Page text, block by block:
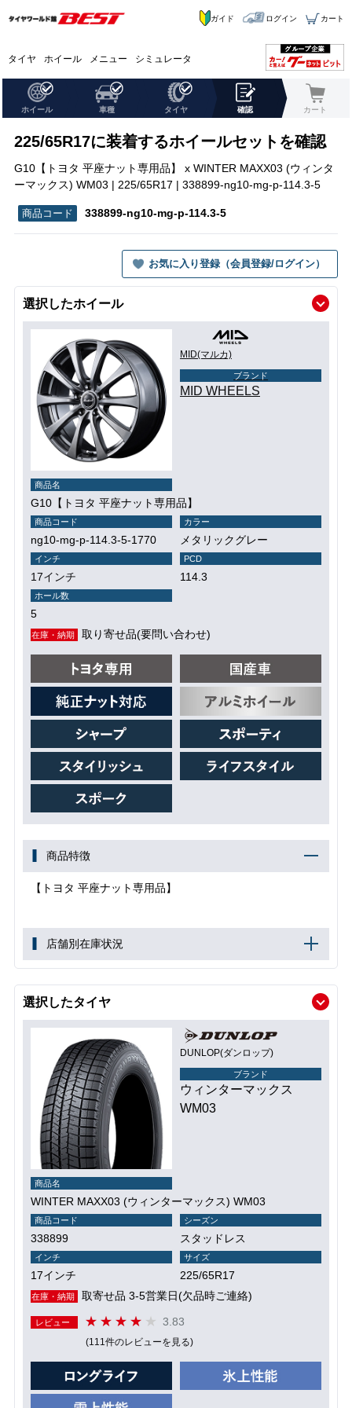
タイヤ ホイール メニュー シミュレータ
ガイド ログイン カート
ホイール 車種 タイヤ 確認 カート
225/65R17に装着するホイールセットを確認
G10【トヨタ 平座ナット専用品】 x WINTER MAXX03 (ウィンタ
ーマックス) WM03 | 225/65R17 | 338899-ng10-mg-p-114.3-5
338899-ng10-mg-p-114.3-5
お気に入り登録（会員登録/ログイン）
選択したホイール
MID(マルカ)
ブランド
MID WHEELS
商品名
G10【トヨタ 平座ナット専用品】
商品コード
ng10-mg-p-114.3-5-1770
カラー
メタリックグレー
インチ
17インチ
PCD
114.3
ホール数
5
在庫・納期 取り寄せ品(要問い合わせ)
商品特徴
【トヨタ 平座ナット専用品】
店舗別在庫状況
選択したタイヤ
DUNLOP(ダンロップ)
ブランド
ウィンターマックス
WM03
商品名
WINTER MAXX03 (ウィンターマックス) WM03
商品コード
338899
シーズン
スタッドレス
インチ
17インチ
サイズ
225/65R17
在庫・納期 取寄せ品 3-5営業日(欠品時ご連絡)
レビュー 3.83
(111件のレビューを見る)